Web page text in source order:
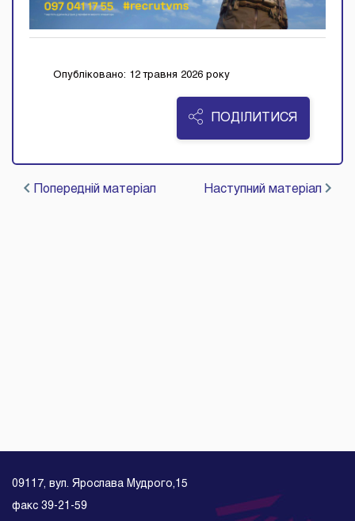
Опубліковано: 12 травня 2026 року
ПОДІЛИТИСЯ
Попередній матеріал Наступний матеріал
09117, вул. Ярослава Мудрого,15
факс 39-21-59